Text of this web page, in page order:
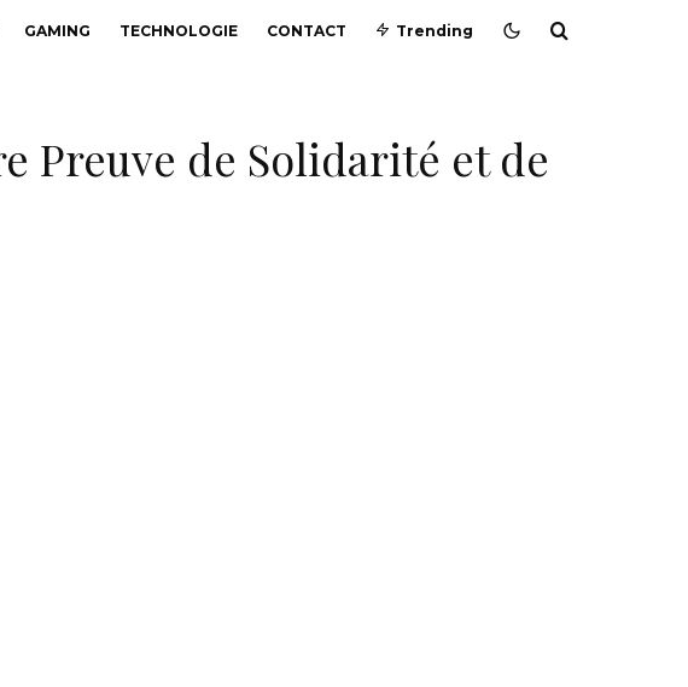
GAMING TECHNOLOGIE CONTACT Trending
Preuve de Solidarité et de